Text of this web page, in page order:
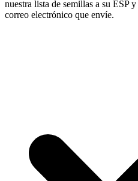
nuestra lista de semillas a su ESP
correo electrónico que envíe.